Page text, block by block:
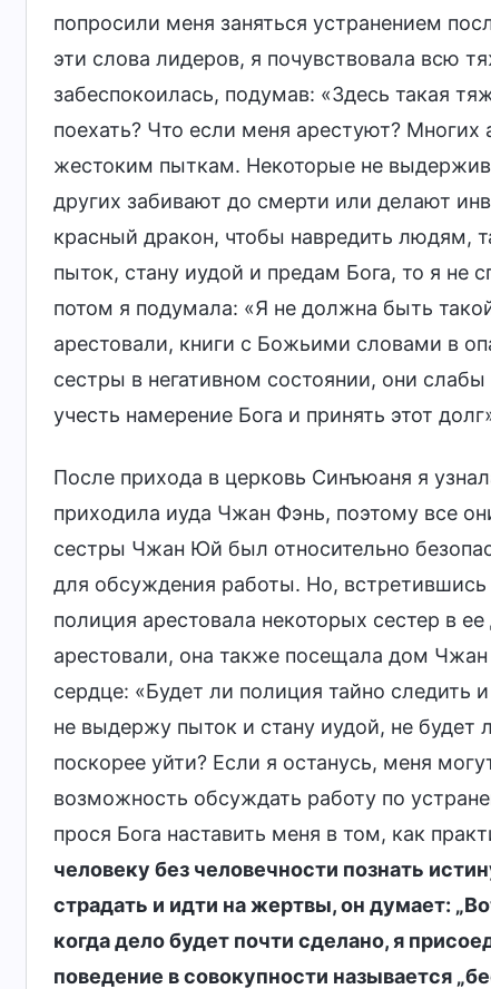
попросили меня заняться устранением
эти слова лидеров, я почувствовала всю
забеспокоилась, подумав: «Здесь такая
поехать? Что если меня арестуют? Многих
жестоким пыткам. Некоторые не
других забивают до смерти или делают
красный дракон, чтобы навредить людям,
пыток, стану иудой и предам Бога, то я не
потом я подумала: «Я не должна быть
арестовали, книги с Божьими словами в
сестры в негативном состоянии, они
учесть намерение Бога и принять этот
После прихода в церковь Синъюаня я
приходила иуда Чжан Фэнь, поэтому все
сестры Чжан Юй был относительно
для обсуждения работы. Но,
полиция арестовала некоторых сестер в
арестовали, она также посещала дом
сердце: «Будет ли полиция тайно следить
не выдержу пыток и стану иудой, не будет
поскорее уйти? Если я останусь, меня
возможность обсуждать работу по
прося Бога наставить меня в том, как
человеку без человечности познать
страдать и идти на жертвы, он думает:
когда дело будет почти сделано, я
поведение в совокупности называется